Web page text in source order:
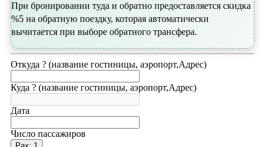
При бронировании туда и обратно предоставляется скидка
%5 на обратную поездку, которая автоматически
вычитается при выборе обратного трансфера.
Откуда ? (название гостиницы, аэропорт,Адрес)
Куда ? (название гостиницы, аэропорт,Адрес)
Дата
Число пассажиров